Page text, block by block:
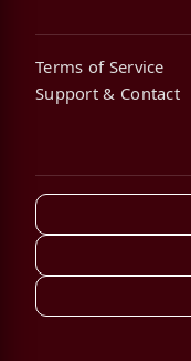
Terms of Service
Support & Contact